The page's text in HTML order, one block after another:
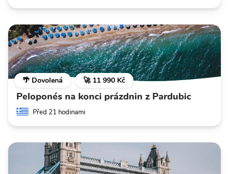
🌴 Dovolená 🚀 11 990 Kč
Peloponés na konci prázdnin z Pardubic
Před 21 hodinami